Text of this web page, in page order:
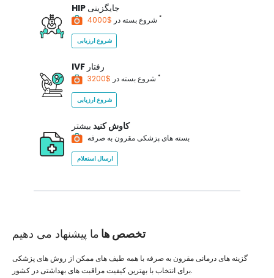
HIP جایگزینی
شروع بسته در *
شروع ارزیابی
IVF رفتار
شروع بسته در *
شروع ارزیابی
کاوش کنید بیشتر
بسته های پزشکی مقرون به صرفه
ارسال استعلام
تخصص ها ما پیشنهاد می دهیم
گزینه های درمانی مقرون به صرفه با همه طیف های ممکن از روش های پزشکی
برای انتخاب با بهترین کیفیت مراقبت های بهداشتی در کشور.